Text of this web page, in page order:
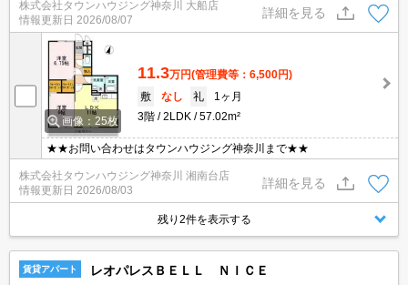
株式会社タウンハウジング神奈川 大船店
情報更新日 2026/08/07
詳細を見る
画像：25枚
11.3万円(管理費等：6,500円)
敷
なし 礼
1ヶ月
3階
2LDK 57.02m²
★★お問い合わせはタウンハウジング神奈川まで★★
株式会社タウンハウジング神奈川 湘南台店
情報更新日 2026/08/03
詳細を見る
残り2件を表示する
賃貸アパート レオパレスＢＥＬＬ ＮＩＣＥ